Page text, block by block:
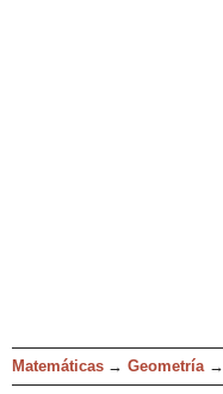
Matemáticas → Geometría→